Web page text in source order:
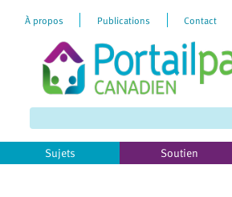
website
includes
an
À propos Publications Contact
Sujets Soutien